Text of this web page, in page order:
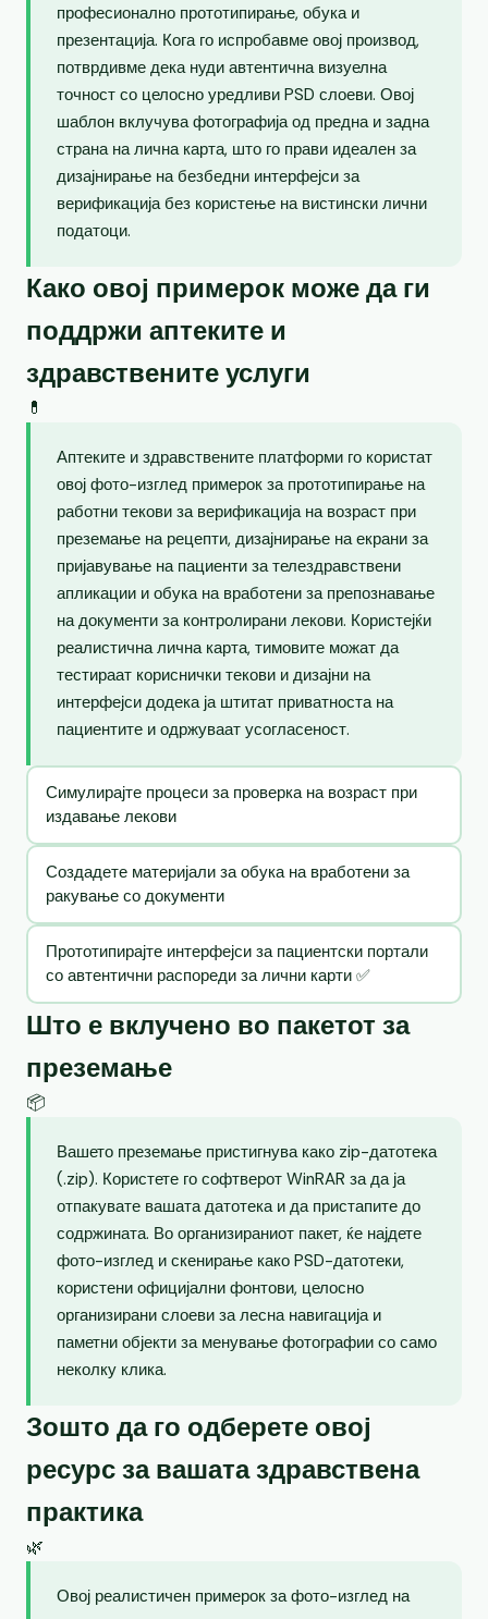
професионално прототипирање, обука и
презентација. Кога го испробавме овој производ,
потврдивме дека нуди автентична визуелна
точност со целосно уредливи PSD слоеви. Овој
шаблон вклучува фотографија од предна и задна
страна на лична карта, што го прави идеален за
дизајнирање на безбедни интерфејси за
верификација без користење на вистински лични
податоци.
Како овој примерок може да ги
поддржи аптеките и
здравствените услуги
💊
Аптеките и здравствените платформи го користат
овој фото-изглед примерок за прототипирање на
работни текови за верификација на возраст при
преземање на рецепти, дизајнирање на екрани за
пријавување на пациенти за телездравствени
апликации и обука на вработени за препознавање
на документи за контролирани лекови. Користејќи
реалистична лична карта, тимовите можат да
тестираат кориснички текови и дизајни на
интерфејси додека ја штитат приватноста на
пациентите и одржуваат усогласеност.
Симулирајте процеси за проверка на возраст при
издавање лекови
Создадете материјали за обука на вработени за
ракување со документи
Прототипирајте интерфејси за пациентски портали
со автентични распореди за лични карти ✅
Што е вклучено во пакетот за
преземање
📦
Вашето преземање пристигнува како zip-датотека
(.zip). Користете го софтверот WinRAR за да ја
отпакувате вашата датотека и да пристапите до
содржината. Во организираниот пакет, ќе најдете
фото-изглед и скенирање како PSD-датотеки,
користени официјални фонтови, целосно
организирани слоеви за лесна навигација и
паметни објекти за менување фотографии со само
неколку клика.
Зошто да го одберете овој
ресурс за вашата здравствена
практика
🌿
Овој реалистичен примерок за фото-изглед на